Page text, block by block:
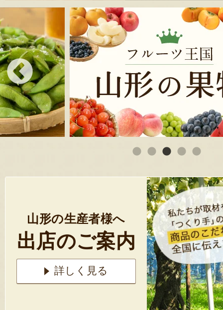
山形の生産者様へ
出店のご案内
詳しく見る